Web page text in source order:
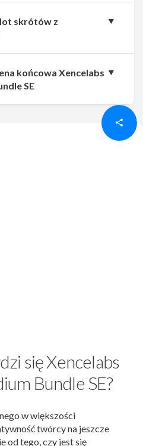
się Xencelabs
Bundle SE?
w większości
twórcy na jeszcze
od tego, czy jest się
skrótów z
końcowa Xencelabs
SE